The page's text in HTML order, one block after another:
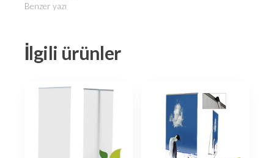
Benzer yazı
İlgili ürünler